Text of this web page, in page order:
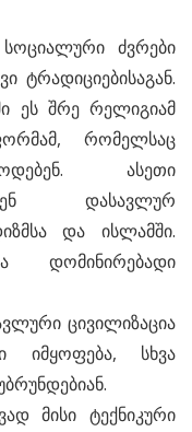
ძვრები
ტრადიციებისაგან.
ეს შრე რელიგიამ
რომელსაც
ასეთი
დასავლურ
და ისლამში.
დომინირებადი
ცივილიზაცია
იმყოფება, სხვა
მისი ტექნიკური